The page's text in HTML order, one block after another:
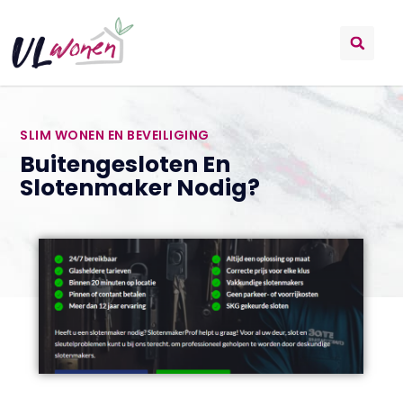
SLIM WONEN EN BEVEILIGING
Buitengesloten En
Slotenmaker Nodig?